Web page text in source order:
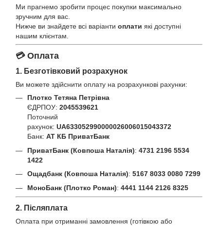
Ми прагнемо зробити процес покупки максимально
зручним для вас.
Нижче ви знайдете всі варіанти оплати які доступні
нашим клієнтам.
💳 Оплата
1. Безготівковий розрахунок
Ви можете здійснити оплату на розрахункові рахунки:
Плотко Тетяна Петрівна
ЄДРПОУ: 2045539621
Поточний
рахунок: UA633052990000026006015043372
Банк: АТ КБ ПриватБанк
ПриватБанк (Ковпоша Наталія): 4731 2196 5534
1422
Ощадбанк (Ковпоша Наталія): 5167 8033 0080 7299
МоноБанк (Плотко Роман): 4441 1144 2126 8325
2. Післяплата
Оплата при отриманні замовлення (готівкою або